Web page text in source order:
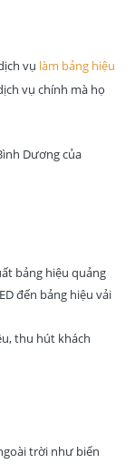
vụ làm bảng hiệu
vụ chính mà họ
Dương của
bảng hiệu quảng
đến bảng hiệu vải
thu hút khách
trời như biển